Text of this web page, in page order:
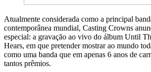
Atualmente considerada como a principal
contemporânea mundial, Casting Crowns
especial: a gravação ao vivo do álbum Until
Hears, em que pretender mostrar ao mundo
como uma banda que em apenas 6 anos de
tantos prêmios.